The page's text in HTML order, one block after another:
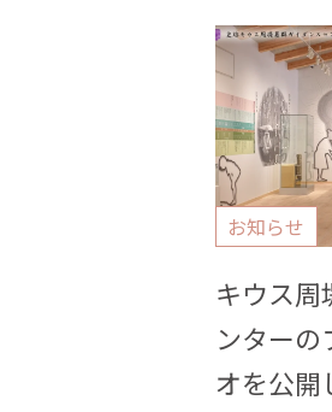
お知らせ
キウス周
ンター
オを公開